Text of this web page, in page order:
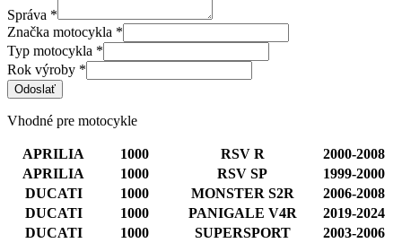
Správa *
Značka motocykla *
Typ motocykla *
Rok výroby *
Odoslať
Vhodné pre motocykle
APRILIA 1000 RSV R
2000-2008
APRILIA
1000 RSV SP
1999-2000
DUCATI
1000 MONSTER S2R
2006-2008
DUCATI
1000 PANIGALE V4R
2019-2024
DUCATI
1000 SUPERSPORT
2003-2006